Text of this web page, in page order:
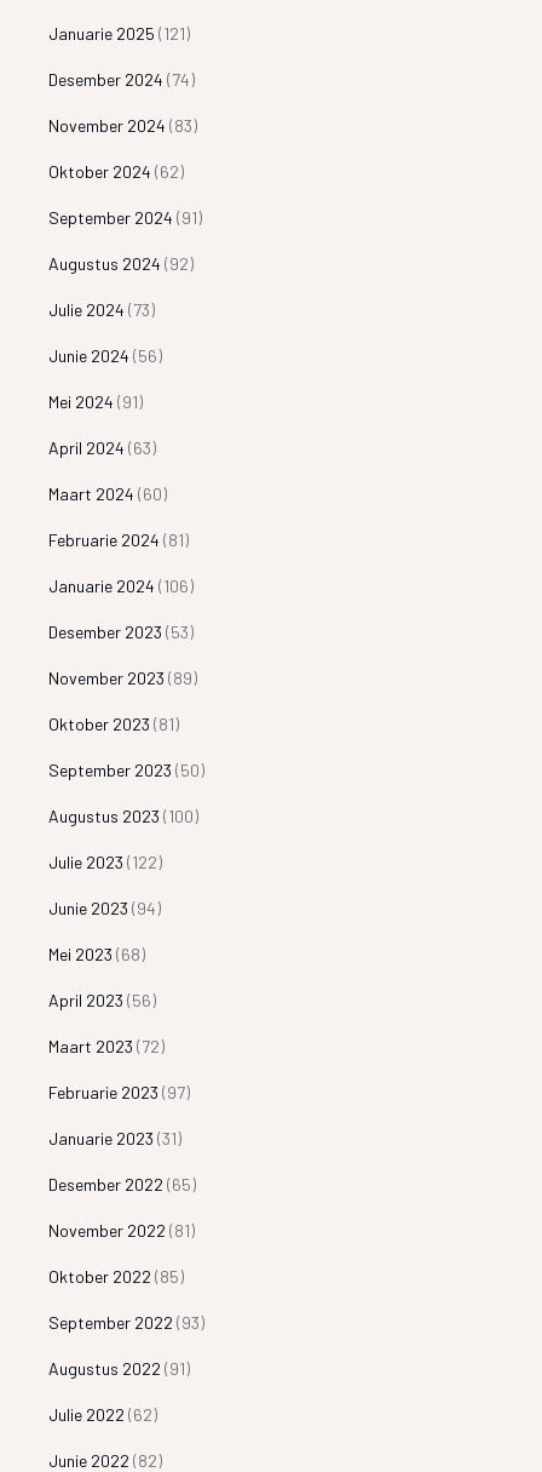
Januarie 2025 (121)
Desember 2024 (74)
November 2024 (83)
Oktober 2024 (62)
September 2024 (91)
Augustus 2024 (92)
Julie 2024 (73)
Junie 2024 (56)
Mei 2024 (91)
April 2024 (63)
Maart 2024 (60)
Februarie 2024 (81)
Januarie 2024 (106)
Desember 2023 (53)
November 2023 (89)
Oktober 2023 (81)
September 2023 (50)
Augustus 2023 (100)
Julie 2023 (122)
Junie 2023 (94)
Mei 2023 (68)
April 2023 (56)
Maart 2023 (72)
Februarie 2023 (97)
Januarie 2023 (31)
Desember 2022 (65)
November 2022 (81)
Oktober 2022 (85)
September 2022 (93)
Augustus 2022 (91)
Julie 2022 (62)
Junie 2022 (82)